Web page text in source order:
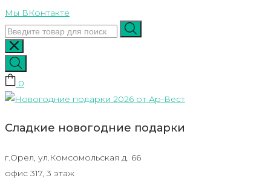
Skip
to
content
Мы ВКонтакте
0
Сладкие новогодние подарки
г.Орел, ул.Комсомольская д. 66
офис 317, 3 этаж